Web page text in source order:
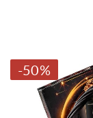
-50%